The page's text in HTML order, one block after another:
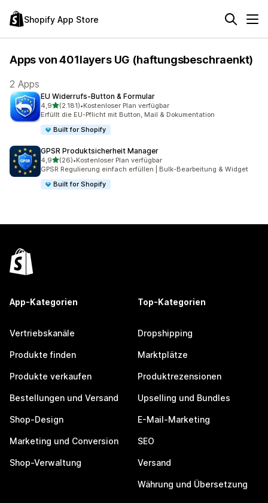
Shopify App Store
Apps von 401layers UG (haftungsbeschraenkt)
2 Apps
EU Widerrufs‑Button & Formular
4,9von 5 Sternen
(2.181)
2181 Rezensionen insgesamt
•Kostenloser Plan verfügbar
Erfüllt die EU-Pflicht mit Button, Mail & Dokumentation
Built for Shopify
GPSR Produktsicherheit Manager
4,9von 5 Sternen
(26)
26 Rezensionen insgesamt
•Kostenloser Plan verfügbar
GPSR Regulierung einfach erfüllen | Bulk-Bearbeitung & Widget
Built for Shopify
App-Kategorien
Vertriebskanäle
Produkte finden
Produkte verkaufen
Bestellungen und Versand
Shop-Design
Marketing und Conversion
Shop-Verwaltung
Top-Kategorien
Dropshipping
Marktplätze
Produktrezensionen
Upselling und Bundles
E-Mail-Marketing
SEO
Versand
Währung und Übersetzung